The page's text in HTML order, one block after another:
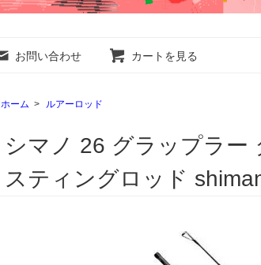
お問い合わせ カートを見る
ホーム > ルアーロッド
シマノ 26 グラップラー
スティングロッド